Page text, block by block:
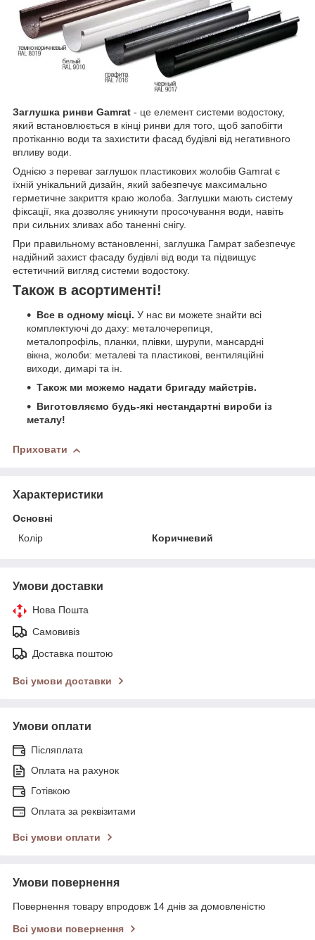
Заглушка ринви Gamrat - це елемент системи водостоку,
який встановлюється в кінці ринви для того, щоб запобігти
протіканню води та захистити фасад будівлі від негативного
впливу води.
Однією з переваг заглушок пластикових жолобів Gamrat є
їхній унікальний дизайн, який забезпечує максимально
герметичне закриття краю жолоба. Заглушки мають систему
фіксації, яка дозволяє уникнути просочування води, навіть
при сильних зливах або таненні снігу.
При правильному встановленні, заглушка Гамрат забезпечує
надійний захист фасаду будівлі від води та підвищує
естетичний вигляд системи водостоку.
Також в асортименті!
Все в одному місці. У нас ви можете знайти всі
комплектуючі до даху: металочерепиця,
металопрофіль, планки, плівки, шурупи, мансардні
вікна, жолоби: металеві та пластикові, вентиляційні
виходи, димарі та ін.
Також ми можемо надати бригаду майстрів.
Виготовляємо будь-які нестандартні вироби із
металу!
Приховати
Характеристики
Основні
Колір
Коричневий
Умови доставки
Нова Пошта
Самовивіз
Доставка поштою
Всі умови доставки
Умови оплати
Післяплата
Оплата на рахунок
Готівкою
Оплата за реквізитами
Всі умови оплати
Умови повернення
Повернення товару впродовж 14 днів за домовленістю
Всі умови повернення